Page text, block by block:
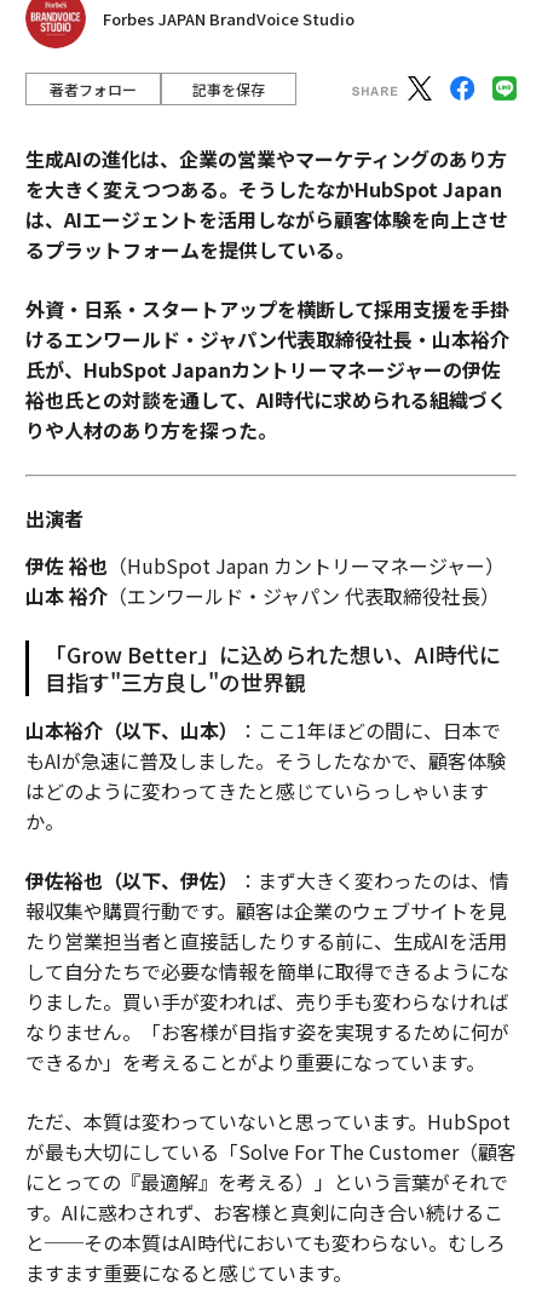
Forbes JAPAN BrandVoice Studio
著者フォロー 記事を保存
生成AIの進化は、企業の営業やマーケティングのあり方
を大きく変えつつある。そうしたなかHubSpot Japan
は、AIエージェントを活用しながら顧客体験を向上させ
るプラットフォームを提供している。
外資・日系・スタートアップを横断して採用支援を手掛
けるエンワールド・ジャパン代表取締役社長・山本裕介
氏が、HubSpot Japanカントリーマネージャーの伊佐
裕也氏との対談を通して、AI時代に求められる組織づく
りや人材のあり方を探った。
出演者
伊佐 裕也（HubSpot Japan カントリーマネージャー）
山本 裕介（エンワールド・ジャパン 代表取締役社長）
「Grow Better」に込められた想い、AI時代に
目指す"三方良し"の世界観
山本裕介（以下、山本）
：ここ1年ほどの間に、日本で
もAIが急速に普及しました。そうしたなかで、顧客体験
はどのように変わってきたと感じていらっしゃいます
か。
伊佐裕也（以下、伊佐）
：まず大きく変わったのは、情
報収集や購買行動です。顧客は企業のウェブサイトを見
たり営業担当者と直接話したりする前に、生成AIを活用
して自分たちで必要な情報を簡単に取得できるようにな
りました。買い手が変われば、売り手も変わらなければ
なりません。「お客様が目指す姿を実現するために何が
できるか」を考えることがより重要になっています。
ただ、本質は変わっていないと思っています。HubSpot
が最も大切にしている「Solve For The Customer（顧客
にとっての『最適解』を考える）」という言葉がそれで
す。AIに惑わされず、お客様と真剣に向き合い続けるこ
と──その本質はAI時代においても変わらない。むしろ
ますます重要になると感じています。